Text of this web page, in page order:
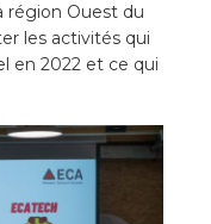
région Ouest du
les activités qui
en 2022 et ce qui